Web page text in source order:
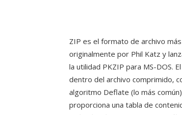
ZIP es el formato de archivo
originalmente por Phil Katz y
la utilidad PKZIP para MS-DOS.
dentro del archivo comprimido,
algoritmo Deflate (lo más
proporciona una tabla de